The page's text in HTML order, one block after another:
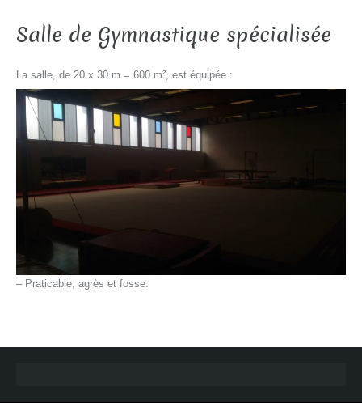
Salle de Gymnastique spécialisée
La salle, de 20 x 30 m = 600 m², est équipée :
– Praticable, agrès et fosse.